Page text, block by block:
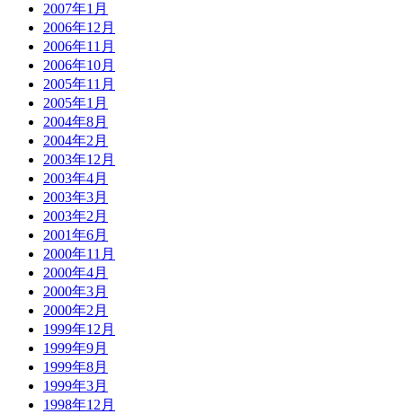
2007年1月
2006年12月
2006年11月
2006年10月
2005年11月
2005年1月
2004年8月
2004年2月
2003年12月
2003年4月
2003年3月
2003年2月
2001年6月
2000年11月
2000年4月
2000年3月
2000年2月
1999年12月
1999年9月
1999年8月
1999年3月
1998年12月